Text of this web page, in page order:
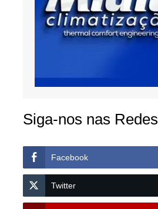
Siga-nos nas Redes
Facebook
Twitter